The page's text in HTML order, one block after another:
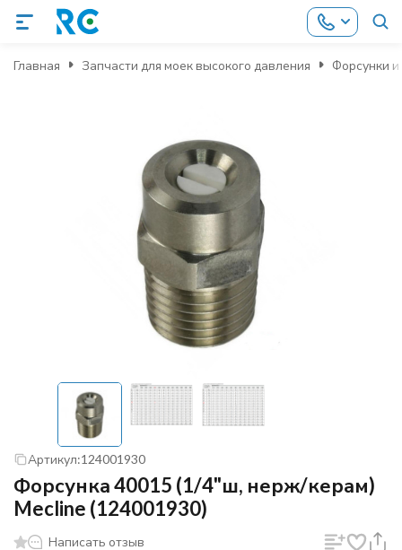
Главная Запчасти для моек высокого давления Форсунки и
Артикул:124001930
Форсунка 40015 (1/4"ш, нерж/керам)
Mecline (124001930)
Написать отзыв